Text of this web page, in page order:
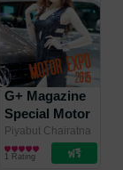
G+ Magazine
Special Motor
Expo 2015
Review
Piyabut Chairatna
/ I SHOOT FILM
MAGAZINE
นิตยสารแฟชั่นและ
ความงาม
1 Rating